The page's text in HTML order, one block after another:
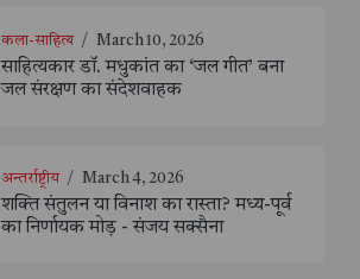
कला-साहित्य / March 10, 2026
साहित्यकार डॉ. मधुकांत का ‘जल गीत’ बना
जल संरक्षण का संदेशवाहक
अन्तर्राष्ट्रीय / March 4, 2026
शक्ति संतुलन या विनाश का रास्ता? मध्य-पूर्व
का निर्णायक मोड़ - संजय सक्सैना